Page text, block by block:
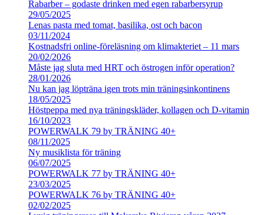
Rabarber – godaste drinken med egen rabarbersyrup
29/05/2025
Lenas pasta med tomat, basilika, ost och bacon
03/11/2024
Kostnadsfri online-föreläsning om klimakteriet – 11 mars
20/02/2026
Måste jag sluta med HRT och östrogen inför operation?
28/01/2026
Nu kan jag löpträna igen trots min träningsinkontinens
18/05/2025
Höstpeppa med nya träningskläder, kollagen och D-vitamin
16/10/2023
POWERWALK 79 by TRÄNING 40+
08/11/2025
Ny musiklista för träning
06/07/2025
POWERWALK 77 by TRÄNING 40+
23/03/2025
POWERWALK 76 by TRÄNING 40+
02/02/2025